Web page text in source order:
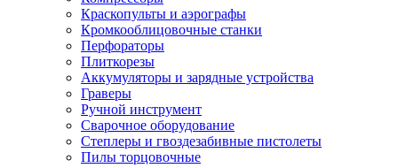
Краскопульты и аэрографы
Кромкооблицовочные станки
Перфораторы
Плиткорезы
Аккумуляторы и зарядные устройства
Граверы
Ручной инструмент
Сварочное оборудование
Степлеры и гвоздезабивные пистолеты
Пилы торцовочные